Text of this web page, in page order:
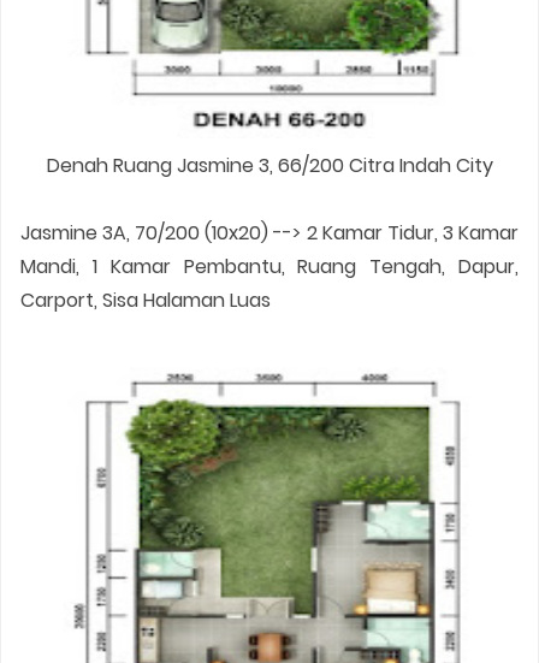
Denah Ruang Jasmine 3, 66/200 Citra Indah City
Jasmine 3A, 70/200 (10x20) --> 2 Kamar Tidur, 3 Kamar
Mandi, 1 Kamar Pembantu, Ruang Tengah, Dapur,
Carport, Sisa Halaman Luas